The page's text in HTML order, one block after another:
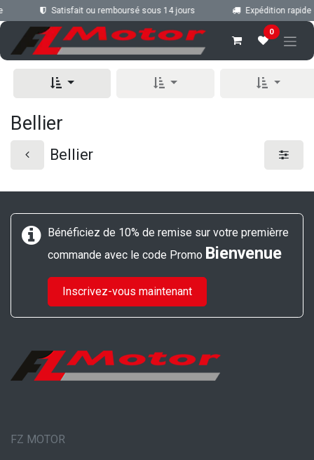
Se rendre au contenuSatisfait ou remboursé sous 14 jours Expédition rapide
0
Bellier
Bellier
Bénéficiez de 10% de remise sur votre premièrre
commande avec le code Promo Bienvenue
Inscrivez-vous maintenant
FZ MOTOR